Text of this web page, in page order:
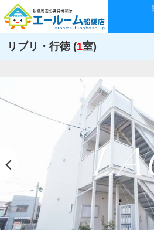
リブリ・行徳 (1室)